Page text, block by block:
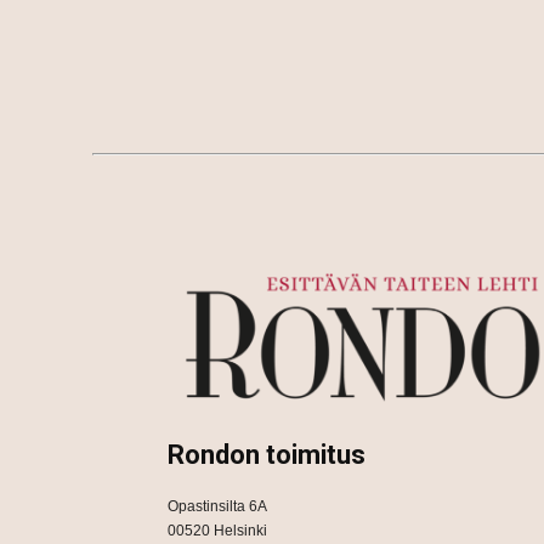
Rondon toimitus
Opastinsilta 6A
00520 Helsinki